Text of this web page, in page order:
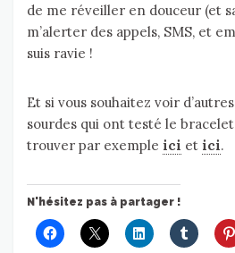
de me réveiller en douceur (et
m’alerter des appels, SMS, et
suis ravie !
Et si vous souhaitez voir
sourdes qui ont testé le
trouver par exemple ici et ici.
N'hésitez pas à partager !